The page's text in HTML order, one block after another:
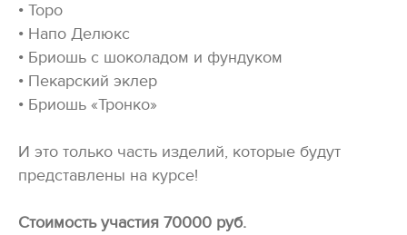
• Торо
• Напо Делюкс
• Бриошь с шоколадом и фундуком
• Пекарский эклер
• Бриошь «Тронко»
И это только часть изделий, которые будут
представлены на курсе!
Стоимость участия 70000 руб.